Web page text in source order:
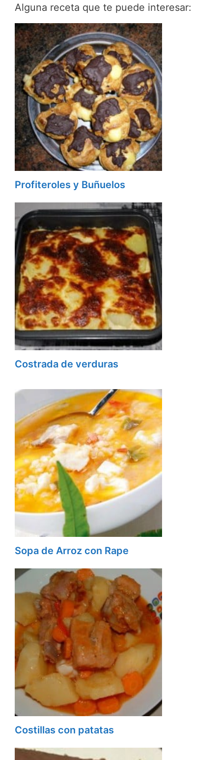
Alguna receta que te puede interesar:
Profiteroles y Buñuelos
Costrada de verduras
Sopa de Arroz con Rape
Costillas con patatas